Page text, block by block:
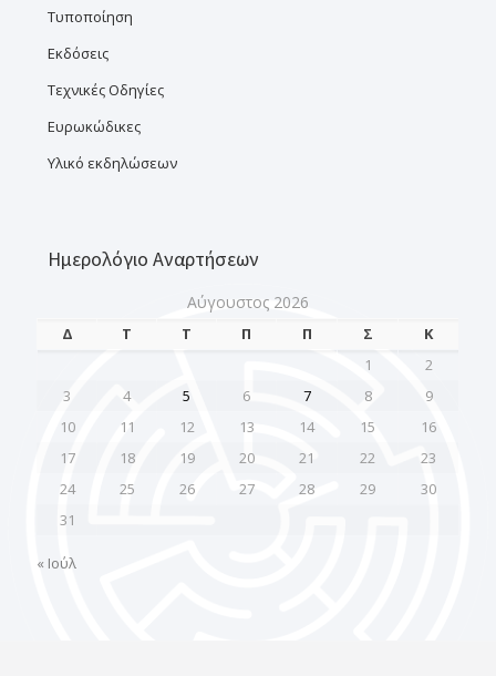
Τυποποίηση
Εκδόσεις
Τεχνικές Οδηγίες
Ευρωκώδικες
Υλικό εκδηλώσεων
Ημερολόγιο Αναρτήσεων
Αύγουστος 2026
Δ Τ Τ Π Π Σ
Κ
1
2
3
4 5 6 7 8
9
10
11 12 13 14 15
16
17
18 19 20 21 22
23
24
25 26 27 28 29
30
31
« Ιούλ